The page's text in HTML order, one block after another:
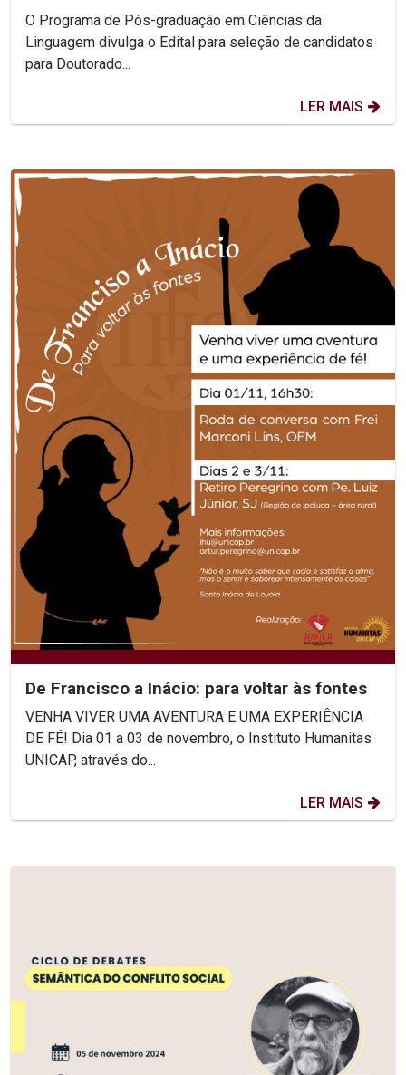
O Programa de Pós-graduação em Ciências da
Linguagem divulga o Edital para seleção de candidatos
para Doutorado...
LER MAIS
De Francisco a Inácio: para voltar às fontes
VENHA VIVER UMA AVENTURA E UMA EXPERIÊNCIA
DE FÉ! Dia 01 a 03 de novembro, o Instituto Humanitas
UNICAP, através do...
LER MAIS